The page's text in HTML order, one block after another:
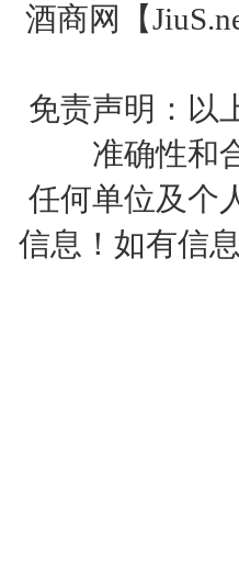
酒商网【
免责声明：以
准确性和
任何单位及个
信息！如有信